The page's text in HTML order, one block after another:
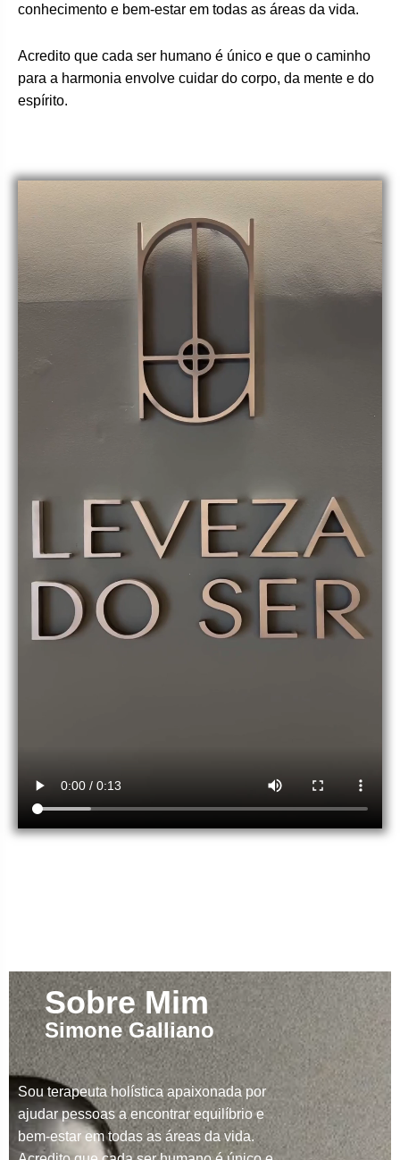
conhecimento e bem-estar em todas as áreas da vida.
Acredito que cada ser humano é único e que o caminho
para a harmonia envolve cuidar do corpo, da mente e do
espírito.
Sobre Mim
Simone Galliano
Sou terapeuta holística apaixonada por
ajudar pessoas a encontrar equilíbrio e
bem-estar em todas as áreas da vida.